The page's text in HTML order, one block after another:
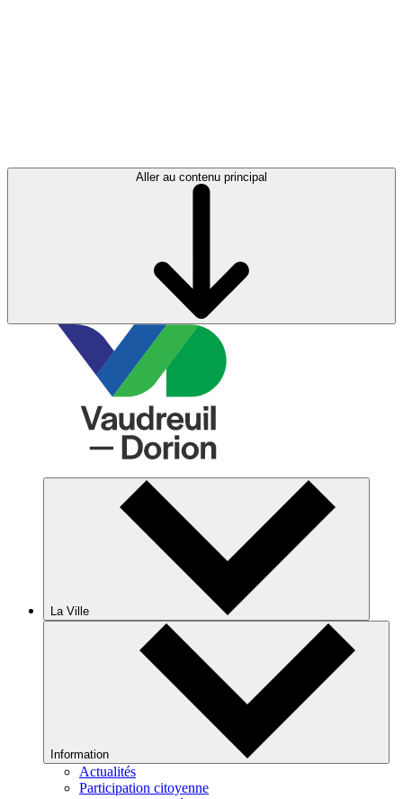
Aller au contenu principal
La Ville
Information
Actualités
Participation citoyenne